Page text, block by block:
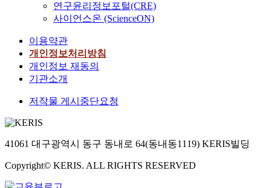
연구윤리정보포털(CRE)
사이언스온 (ScienceON)
이용약관
개인정보처리방침
개인정보 재동의
기관소개
저작물 게시중단요청
41061 대구광역시 동구 동내로 64(동내동1119) KERIS빌딩
Copyright© KERIS. ALL RIGHTS RESERVED